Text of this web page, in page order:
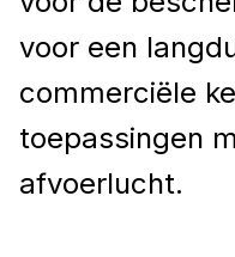
voor een
commerciële
toepassingen
afvoerlucht.